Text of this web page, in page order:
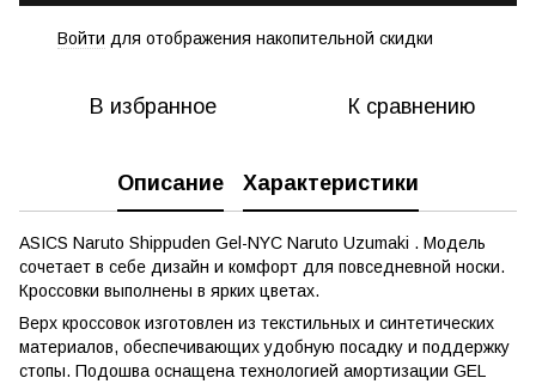
Войти для отображения накопительной скидки
В избранное К сравнению
Описание Характеристики
ASICS Naruto Shippuden Gel-NYC Naruto Uzumaki . Модель
сочетает в себе дизайн и комфорт для повседневной носки.
Кроссовки выполнены в ярких цветах.
Верх кроссовок изготовлен из текстильных и синтетических
материалов, обеспечивающих удобную посадку и поддержку
стопы. Подошва оснащена технологией амортизации GEL